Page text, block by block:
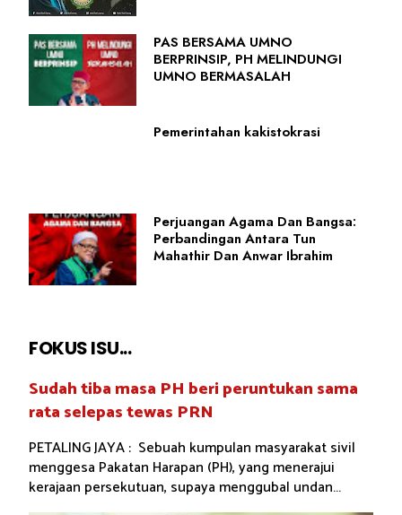
PAS BERSAMA UMNO
BERPRINSIP, PH MELINDUNGI
UMNO BERMASALAH
Pemerintahan kakistokrasi
Perjuangan Agama Dan Bangsa:
Perbandingan Antara Tun
Mahathir Dan Anwar Ibrahim
FOKUS ISU...
Sudah tiba masa PH beri peruntukan sama
rata selepas tewas PRN
PETALING JAYA : Sebuah kumpulan masyarakat sivil
menggesa Pakatan Harapan (PH), yang menerajui
kerajaan persekutuan, supaya menggubal undan...